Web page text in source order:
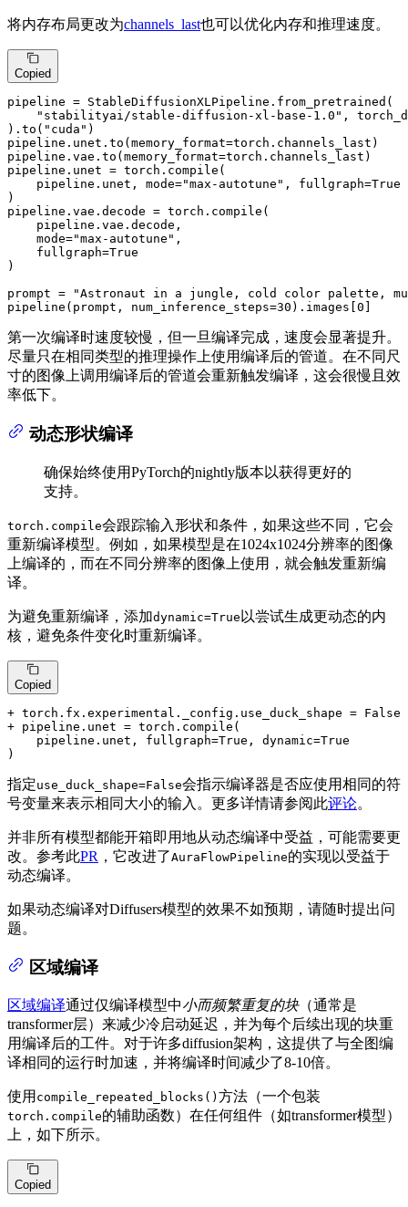
将内存布局更改为channels_last也可以优化内存和推理速度。
Copied
pipeline = StableDiffusionXLPipeline.from_pretrained(
"stabilityai/stable-diffusion-xl-base-1.0" ,
).to( "cuda" )
pipeline.unet.to(memory_format=torch.channels_last)
pipeline.vae.to(memory_format=torch.channels_last)
pipeline.unet = torch. compile (
    pipeline.unet, mode=
"max-autotune" , fullgraph=True
)
pipeline.vae.decode = torch. compile (
    pipeline.vae.decode,
    mode=
"max-autotune" ,
    fullgraph=
True
)
prompt =
"Astronaut in a jungle, cold color palette,
pipeline(prompt, num_inference_steps=30 ).images[ 0
第一次编译时速度较慢，但一旦编译完成，速度会显著提升。
尽量只在相同类型的推理操作上使用编译后的管道。在不同尺
寸的图像上调用编译后的管道会重新触发编译，这会很慢且效
率低下。
动态形状编译
确保始终使用PyTorch的nightly版本以获得更好的
支持。
torch.compile会跟踪输入形状和条件，如果这些不同，它会
重新编译模型。例如，如果模型是在1024x1024分辨率的图像
上编译的，而在不同分辨率的图像上使用，就会触发重新编
译。
为避免重新编译，添加dynamic=True 以尝试生成更动态的内
核，避免条件变化时重新编译。
Copied
+ torch.fx.experimental._config.use_duck_shape = False
+ pipeline.unet = torch.compile(
    pipeline.unet, fullgraph=True, dynamic=True
)
指定use_duck_shape=False会指示编译器是否应使用相同的符
号变量来表示相同大小的输入。更多详情请参阅此评论。
并非所有模型都能开箱即用地从动态编译中受益，可能需要更
改。参考此PR ，它改进了AuraFlowPipeline的实现以受益于
动态编译。
如果动态编译对Diffusers模型的效果不如预期，请随时提出问
题。
区域编译
区域编译通过仅编译模型中小而频繁重复的块（通常是
transformer层）来减少冷启动延迟，并为每个后续出现的块重
用编译后的工件。对于许多diffusion架构，这提供了与全图编
译相同的运行时加速，并将编译时间减少了8-10倍。
使用 compile_repeated_blocks() 方法（一个包装
torch.compile的辅助函数）在任何组件（如transformer模型）
上，如下所示。
Copied